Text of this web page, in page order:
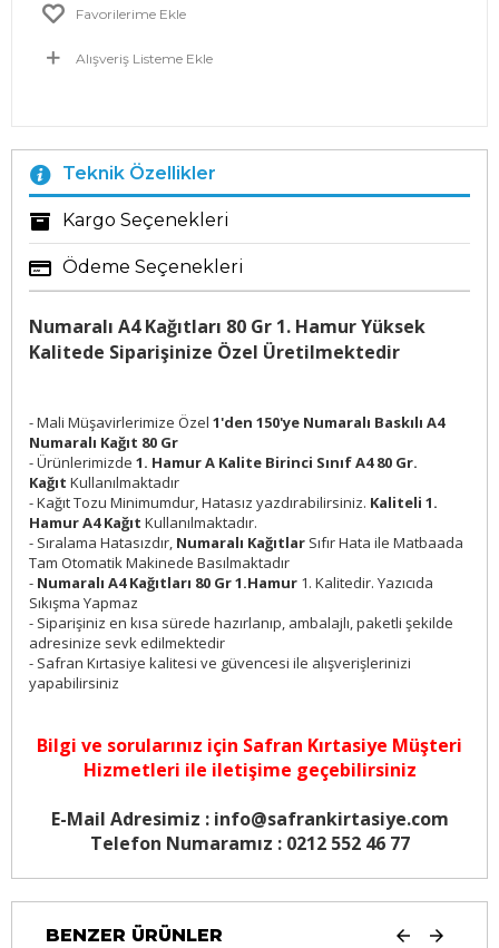
Favorilerime Ekle
Alışveriş Listeme Ekle
Teknik Özellikler
Kargo Seçenekleri
Ödeme Seçenekleri
Numaralı A4 Kağıtları 80 Gr 1. Hamur Yüksek
Kalitede Siparişinize Özel Üretilmektedir
- Mali Müşavirlerimize Özel 1'den 150'ye Numaralı Baskılı A4
Numaralı Kağıt 80 Gr
- Ürünlerimizde 1. Hamur A Kalite Birinci Sınıf A4 80 Gr.
Kağıt Kullanılmaktadır
- Kağıt Tozu Minimumdur, Hatasız yazdırabilirsiniz. Kaliteli 1.
Hamur A4 Kağıt Kullanılmaktadır.
- Sıralama Hatasızdır, Numaralı Kağıtlar Sıfır Hata ile Matbaada
Tam Otomatik Makinede Basılmaktadır
- Numaralı A4 Kağıtları 80 Gr 1.Hamur 1. Kalitedir. Yazıcıda
Sıkışma Yapmaz
- Siparişiniz en kısa sürede hazırlanıp, ambalajlı, paketli şekilde
adresinize sevk edilmektedir
- Safran Kırtasiye kalitesi ve güvencesi ile alışverişlerinizi
yapabilirsiniz
Bilgi ve sorularınız için Safran Kırtasiye Müşteri
Hizmetleri ile iletişime geçebilirsiniz
E-Mail Adresimiz : info@safrankirtasiye.com
Telefon Numaramız : 0212 552 46 77
BENZER ÜRÜNLER